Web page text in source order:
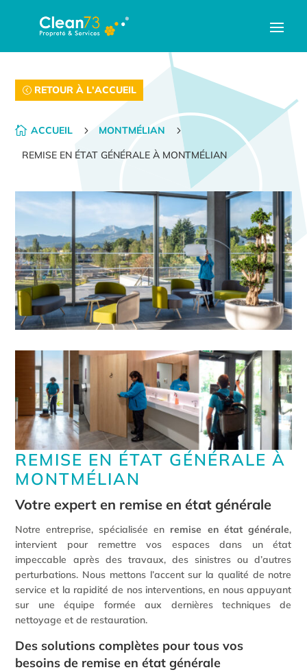
RETOUR À L'ACCUEIL
 ACCUEIL 5 MONTMÉLIAN
5
REMISE EN ÉTAT GÉNÉRALE À MONTMÉLIAN
REMISE EN ÉTAT GÉNÉRALE À
MONTMÉLIAN
Votre expert en remise en état générale
Notre entreprise, spécialisée en remise en état générale,
intervient pour remettre vos espaces dans un état
impeccable après des travaux, des sinistres ou d’autres
perturbations. Nous mettons l’accent sur la qualité de notre
service et la rapidité de nos interventions, en nous appuyant
sur une équipe formée aux dernières techniques de
nettoyage et de restauration.
Des solutions complètes pour tous vos
besoins de remise en état générale